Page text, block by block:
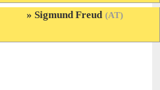
Sigmund Freud (AT)